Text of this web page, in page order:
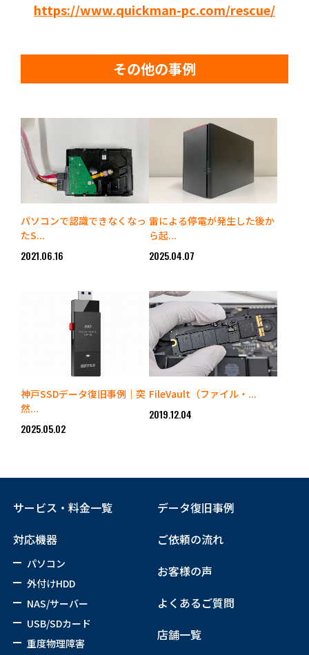
https://www.quickman-pc.com/rescue/
その他の事例
パソコンで認識できなくなっ
たS...
2021.06.16
雷による停電が発生した後か
ら起...
2025.04.07
神戸SSDデータ復旧事例｜突
然...
2025.05.02
FileVault（ファイル・...
2019.12.04
サービス・料金一覧
対応機器
パソコン
外付けHDD
NAS/サーバー
USB/SDカード
重度物理障害
データ復旧事例
ご依頼の流れ
お客様の声
よくあるご質問
店舗一覧